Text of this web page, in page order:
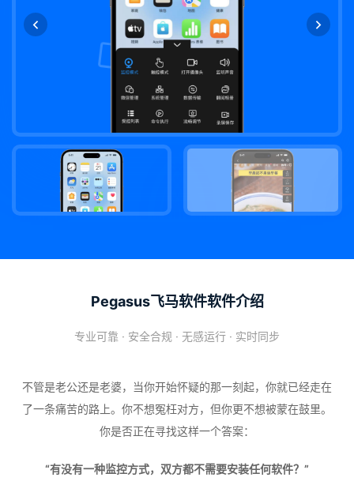
Pegasus飞马软件软件介绍
专业可靠 · 安全合规 · 无感运行 · 实时同步
不管是老公还是老婆，当你开始怀疑的那一刻起，你就已经走在
了一条痛苦的路上。你不想冤枉对方，但你更不想被蒙在鼓里。
你是否正在寻找这样一个答案：
“有没有一种监控方式，双方都不需要安装任何软件？”